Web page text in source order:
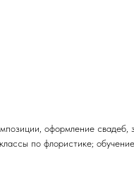
оформление свадеб,
по флористике;